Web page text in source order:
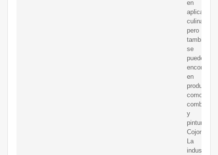
en
culinarias,
pero
también
se
pueden
encontrar
en
productos
como
y
pintura.
Cojones:
La
industria